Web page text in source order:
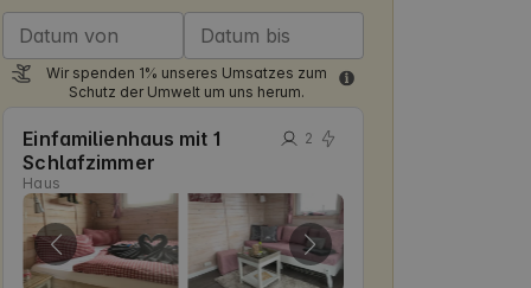
Datum von Datum bis
Wir spenden 1% unseres Umsatzes zum
Schutz der Umwelt um uns herum.
Einfamilienhaus mit 1
Schlafzimmer
Haus
2